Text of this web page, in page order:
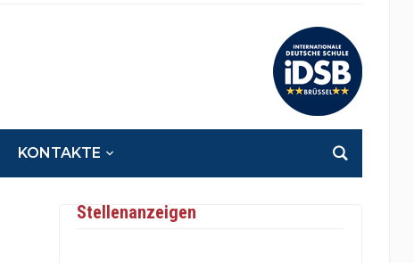
KONTAKTE
Stellenanzeigen